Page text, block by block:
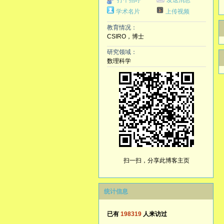
学术名片
上传视频
教育情况：
CSIRO，博士
研究领域：
数理科学
扫一扫，分享此博客主页
统计信息
已有 198319 人来访过